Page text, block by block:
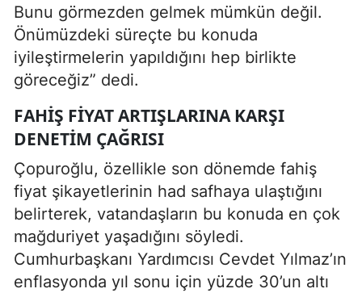
Bunu görmezden gelmek mümkün değil.
Önümüzdeki süreçte bu konuda
iyileştirmelerin yapıldığını hep birlikte
göreceğiz” dedi.
FAHIŞ FIYAT ARTIŞLARINA KARŞI
DENETIM ÇAĞRISI
Çopuroğlu, özellikle son dönemde fahiş
fiyat şikayetlerinin had safhaya ulaştığını
belirterek, vatandaşların bu konuda en çok
mağduriyet yaşadığını söyledi.
Cumhurbaşkanı Yardımcısı Cevdet Yılmaz’ın
enflasyonda yıl sonu için yüzde 30’un altı